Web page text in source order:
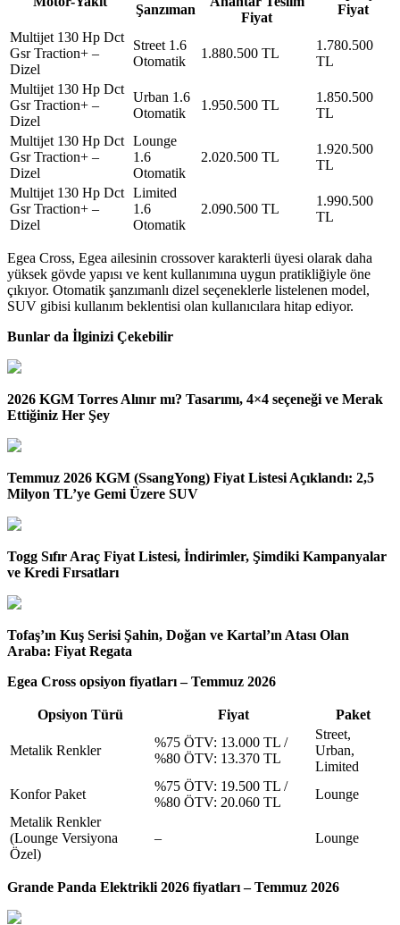
Şanzıman
Fiyat
Fiyat
Multijet 130 Hp Dct
Gsr Traction+ –
Dizel
Street 1.6
Otomatik
1.880.500 TL
1.780.500
TL
Multijet 130 Hp Dct
Gsr Traction+ –
Dizel
Urban 1.6
Otomatik
1.950.500 TL
1.850.500
TL
Multijet 130 Hp Dct
Gsr Traction+ –
Dizel
Lounge
1.6
Otomatik
2.020.500 TL
1.920.500
TL
Multijet 130 Hp Dct
Gsr Traction+ –
Dizel
Limited
1.6
Otomatik
2.090.500 TL
1.990.500
TL
Egea Cross, Egea ailesinin crossover karakterli üyesi olarak daha
yüksek gövde yapısı ve kent kullanımına uygun pratikliğiyle öne
çıkıyor. Otomatik şanzımanlı dizel seçeneklerle listelenen model,
SUV gibisi kullanım beklentisi olan kullanıcılara hitap ediyor.
Bunlar da İlginizi Çekebilir
2026 KGM Torres Alınır mı? Tasarımı, 4×4 seçeneği ve Merak
Ettiğiniz Her Şey
Temmuz 2026 KGM (SsangYong) Fiyat Listesi Açıklandı: 2,5
Milyon TL’ye Gemi Üzere SUV
Togg Sıfır Araç Fiyat Listesi, İndirimler, Şimdiki Kampanyalar
ve Kredi Fırsatları
Tofaş’ın Kuş Serisi Şahin, Doğan ve Kartal’ın Atası Olan
Araba: Fiyat Regata
Egea Cross opsiyon fiyatları – Temmuz 2026
Opsiyon Türü Fiyat Paket
Metalik Renkler
%75 ÖTV: 13.000 TL /
%80 ÖTV: 13.370 TL
Street,
Urban,
Limited
Konfor Paket
%75 ÖTV: 19.500 TL /
%80 ÖTV: 20.060 TL
Lounge
Metalik Renkler
(Lounge Versiyona
Özel)
– Lounge
Grande Panda Elektrikli 2026 fiyatları – Temmuz 2026